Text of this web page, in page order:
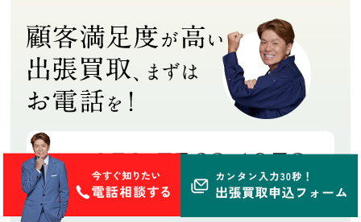
050-7562-1978
総合受付センター 8:00～19:00